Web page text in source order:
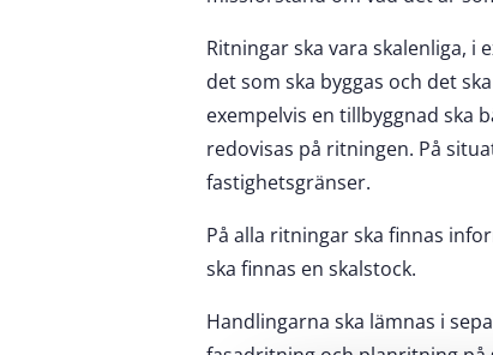
Ritningar ska vara skalenliga, i
det som ska byggas och det
exempelvis en tillbyggnad ska
redovisas på ritningen. På
fastighetsgränser.
På alla ritningar ska finnas
ska finnas en skalstock.
Handlingarna ska lämnas i